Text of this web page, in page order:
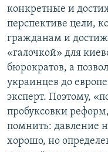
конкретные и
перспективе цели,
гражданам и
«галочкой» для
бюрократов, а
украинцев до
эксперт. Поэтому,
пробуксовки
помнить: давление
хорошо, но